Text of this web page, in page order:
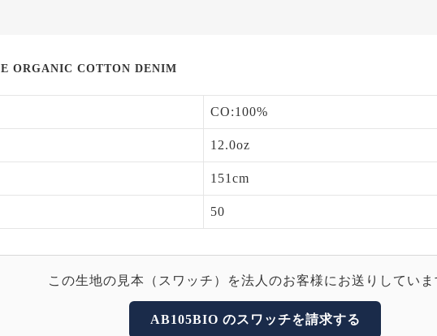
ORGANIC COTTON DENIM
CO:100%
12.0oz
151cm
50
この生地の見本（スワッチ）を法人のお客様にお送りしてい
AB105BIO のスワッチを請求する